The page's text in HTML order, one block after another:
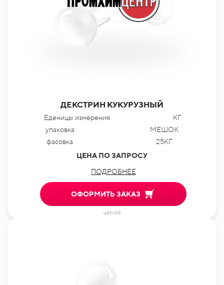
ДЕКСТРИН КУКУРУЗНЫЙ
Еденицы измерения
КГ
упаковка
МЕШОК
фасовка
25КГ
ЦЕНА ПО ЗАПРОСУ
ПОДРОБНЕЕ
ОФОРМИТЬ ЗАКАЗ
id801-015